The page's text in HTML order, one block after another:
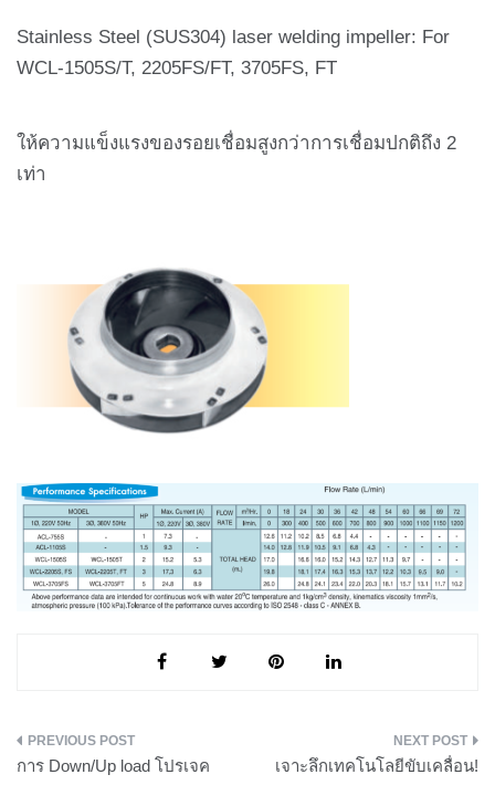
Stainless Steel (SUS304) laser welding impeller: For
WCL-1505S/T, 2205FS/FT, 3705FS, FT
ให้ความแข็งแรงของรอยเชื่อมสูงกว่าการเชื่อมปกติถึง 2
เท่า
แนะแนว
การ Down/Up load โปรเจค
เจาะลึกเทคโนโลยีขับเคลื่อน!